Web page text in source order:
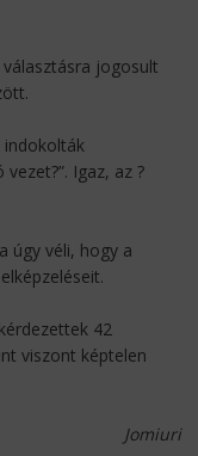
jogosult
indokolták
Igaz, az ?
úgy véli, hogy a
42
viszont képtelen
Jomiuri